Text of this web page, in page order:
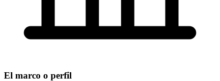
El marco o perfil